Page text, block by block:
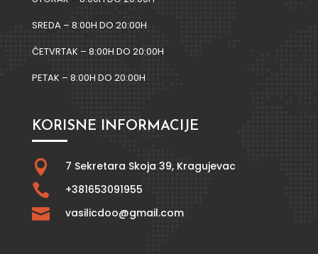
SREDA – 8:00H DO 20:00H
ČETVRTAK – 8:00H DO 20:00H
PETAK – 8:00H DO 20:00H
KORISNE INFORMACIJE
 7 Sekretara Skoja 39, Kragujevac
 +381653091955
 vasilicdoo@gmail.com